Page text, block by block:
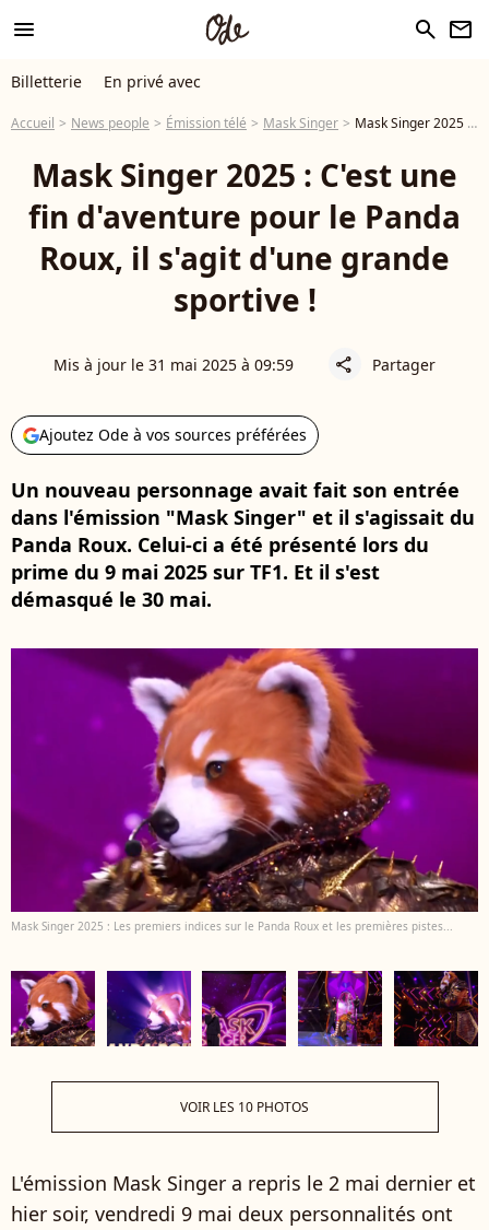
menu search newsletter
Billetterie En privé avec
Accueil News people Émission télé Mask Singer Mask Singer 2025 : C'est une fin d'aventure pour le Panda Roux, il s'agit d'une grande sportive !
Mask Singer 2025 : C'est une
fin d'aventure pour le Panda
Roux, il s'agit d'une grande
sportive !
Mis à jour le 31 mai 2025 à 09:59 share Partager
Ajoutez Ode à vos sources préférées
Un nouveau personnage avait fait son entrée
dans l'émission "Mask Singer" et il s'agissait du
Panda Roux. Celui-ci a été présenté lors du
prime du 9 mai 2025 sur TF1. Et il s'est
démasqué le 30 mai.
Mask Singer 2025 : Les premiers indices sur le Panda Roux et les premières pistes...
VOIR LES 10 PHOTOS
L'émission Mask Singer a repris le 2 mai dernier et
hier soir, vendredi 9 mai deux personnalités ont